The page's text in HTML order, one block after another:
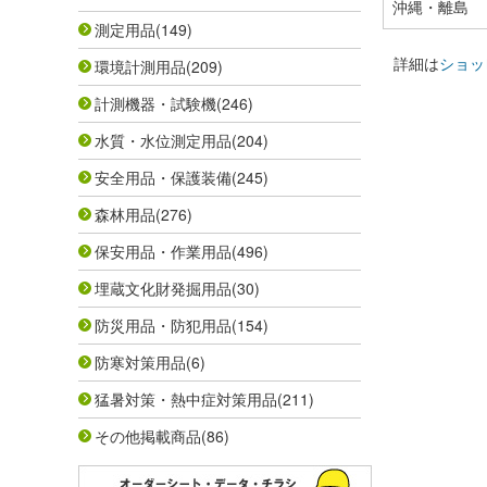
測定用品(149)
環境計測用品(209)
計測機器・試験機(246)
水質・水位測定用品(204)
安全用品・保護装備(245)
森林用品(276)
保安用品・作業用品(496)
埋蔵文化財発掘用品(30)
防災用品・防犯用品(154)
防寒対策用品(6)
猛暑対策・熱中症対策用品(211)
その他掲載商品(86)
沖縄・離島
詳細はショ